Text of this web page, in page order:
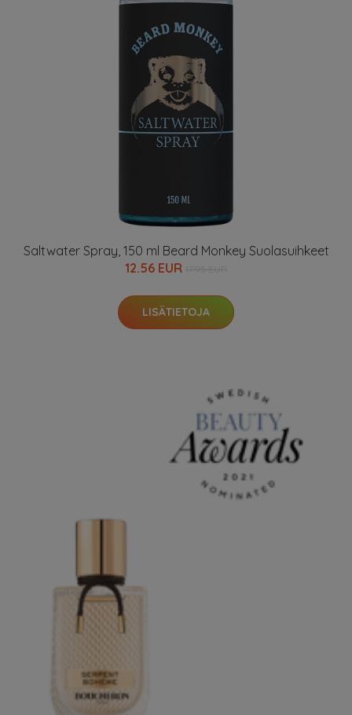
Saltwater Spray, 150 ml Beard Monkey Suolasuihkeet
12.56 EUR
LISÄTIETOJA